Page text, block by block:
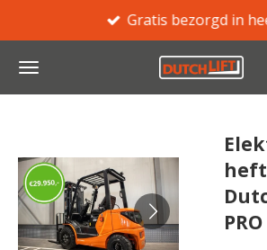
direct
naar
de
Gratis bezorgd in
PRO